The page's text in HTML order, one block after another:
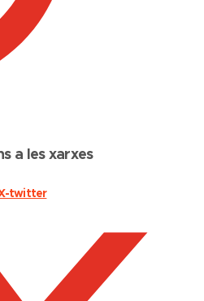
a les xarxes
twitter